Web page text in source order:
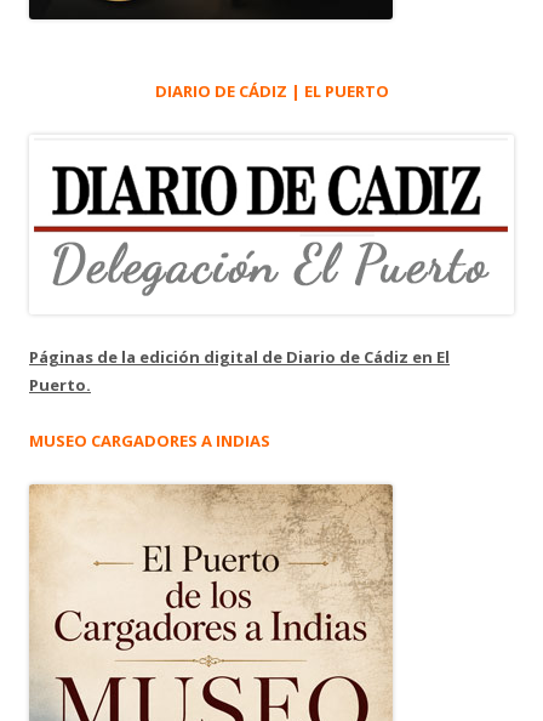
DIARIO DE CÁDIZ | EL PUERTO
Páginas de la edición digital de Diario de Cádiz en El
Puerto.
MUSEO CARGADORES A INDIAS